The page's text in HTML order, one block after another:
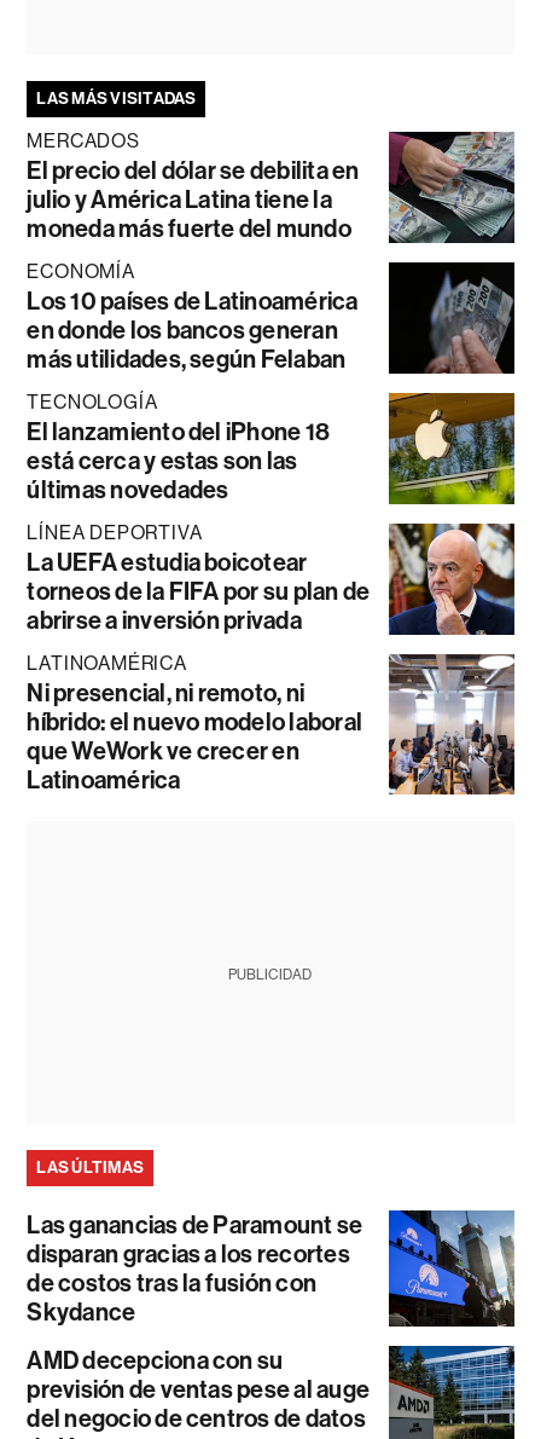
LAS MÁS VISITADAS
MERCADOS
El precio del dólar se debilita en
julio y América Latina tiene la
moneda más fuerte del mundo
ECONOMÍA
Los 10 países de Latinoamérica
en donde los bancos generan
más utilidades, según Felaban
TECNOLOGÍA
El lanzamiento del iPhone 18
está cerca y estas son las
últimas novedades
LÍNEA DEPORTIVA
La UEFA estudia boicotear
torneos de la FIFA por su plan de
abrirse a inversión privada
LATINOAMÉRICA
Ni presencial, ni remoto, ni
híbrido: el nuevo modelo laboral
que WeWork ve crecer en
Latinoamérica
PUBLICIDAD
LAS ÚLTIMAS
Las ganancias de Paramount se
disparan gracias a los recortes
de costos tras la fusión con
Skydance
AMD decepciona con su
previsión de ventas pese al auge
del negocio de centros de datos